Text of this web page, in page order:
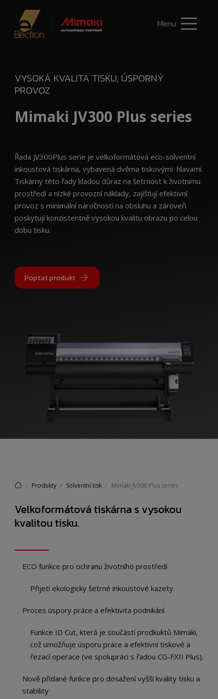
Menu
VYSOKÁ KVALITA TISKU, ÚSPORNÝ
PROVOZ
Mimaki JV300 Plus series
Řada JV300Plus serie je velkoformátová eco-solventní
inkoustová tiskárna, vybavená dvěma tiskovými hlavami.
Tiskárny této řady kladou důraz na šetrnost k životnímu
prostředí a nízké provozní náklady, zajišťují efektivní
provoz s minimální náročností na obsluhu a zároveň
poskytují konzistentně vysokou kvalitu obrazu po celou
dobu tisku.
Poptat produkt
Produkty Solventní tisk Mimaki JV300 Plus series
Velkoformátová tiskárna s vysokou
kvalitou tisku.
ECO funkce pro ochranu životního prostředí
Přijetí ekologicky šetrné inkoustové kazety.
Proces úspory práce a efektivita podnikání
Funkce ID Cut, která je součástí prodkuktů Mimaki,
což umožňuje úsporu práce a efektivní tiskové a
řezací operace (ve spolupráci s řadou CG-FXII Plus).
Nově přidané funkce pro dosažení vyšší kvality tisku a
stability